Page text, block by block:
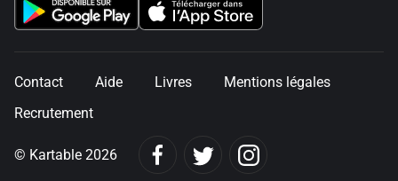
Contact Aide Livres
Mentions légales
Recrutement
© Kartable 2026